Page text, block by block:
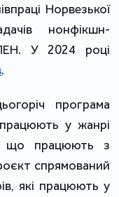
Норвезької
нонфікшн-
ПЕН. У 2024 році
.
програма
у жанрі
що працюють з
спрямований
які працюють у